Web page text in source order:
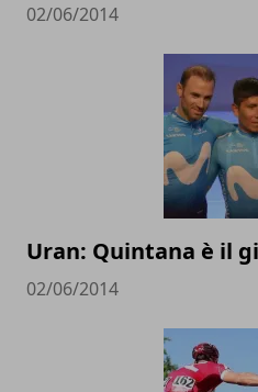
02/06/2014
Uran: Quintana è il
02/06/2014